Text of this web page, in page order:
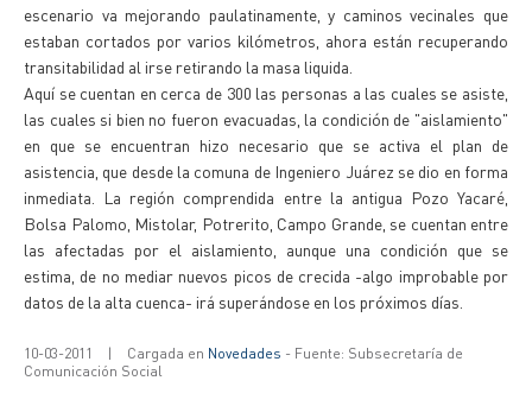
escenario va mejorando paulatinamente, y caminos vecinales que
estaban cortados por varios kilómetros, ahora están recuperando
transitabilidad al irse retirando la masa liquida.
Aquí se cuentan en cerca de 300 las personas a las cuales se asiste,
las cuales si bien no fueron evacuadas, la condición de "aislamiento"
en que se encuentran hizo necesario que se activa el plan de
asistencia, que desde la comuna de Ingeniero Juárez se dio en forma
inmediata. La región comprendida entre la antigua Pozo Yacaré,
Bolsa Palomo, Mistolar, Potrerito, Campo Grande, se cuentan entre
las afectadas por el aislamiento, aunque una condición que se
estima, de no mediar nuevos picos de crecida -algo improbable por
datos de la alta cuenca- irá superándose en los próximos días.
10-03-2011 | Cargada en Novedades - Fuente: Subsecretaría de
Comunicación Social